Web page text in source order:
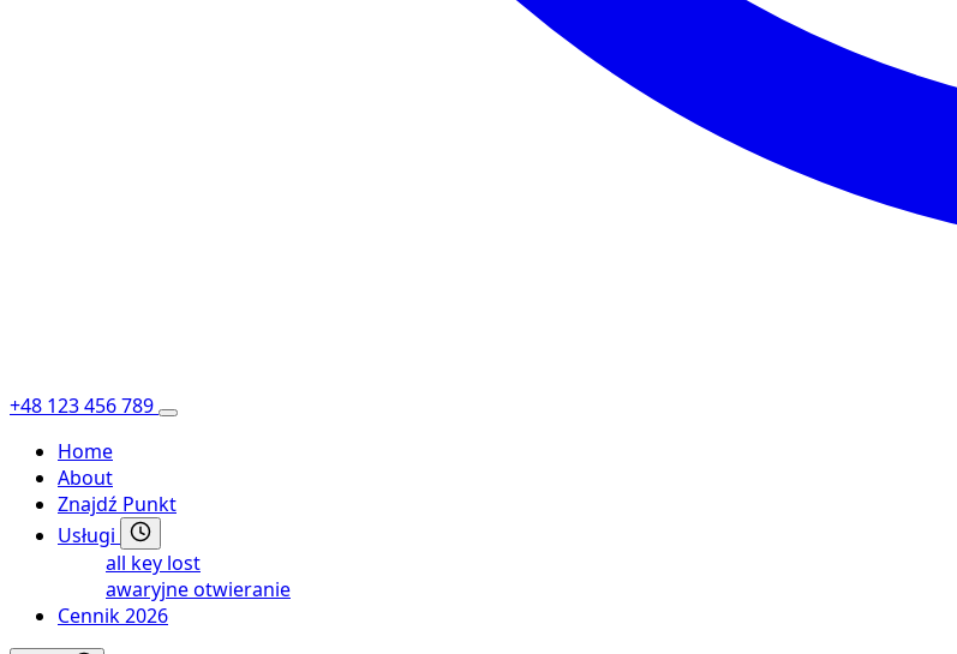
+48 123 456 789
Home
About
Znajdź Punkt
Usługi
all key lost
awaryjne otwieranie
Cennik 2026